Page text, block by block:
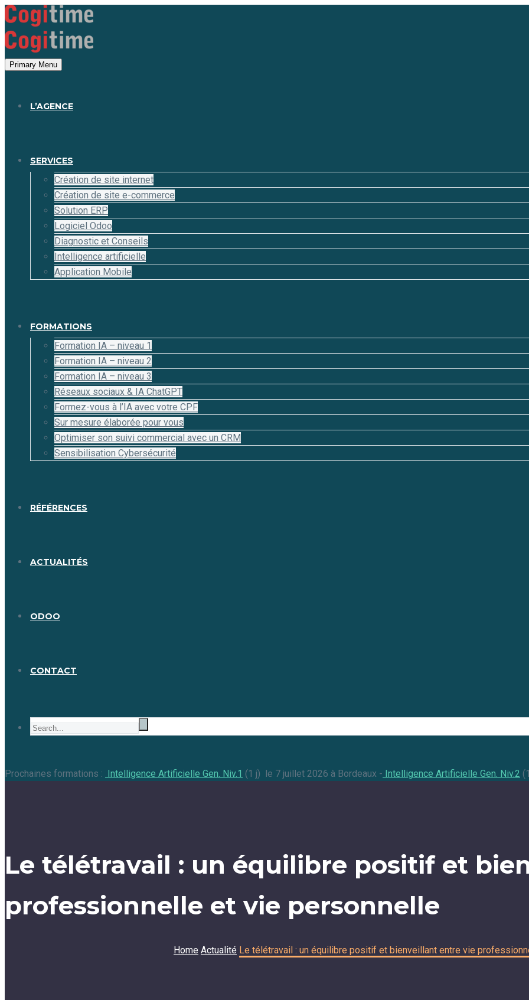
Primary Menu
L’AGENCE
SERVICES
Création de site internet
Création de site e-commerce
Solution ERP
Logiciel Odoo
Diagnostic et Conseils
Intelligence artificielle
Application Mobile
FORMATIONS
Formation IA – niveau 1
Formation IA – niveau 2
Formation IA – niveau 3
Réseaux sociaux & IA ChatGPT
Formez-vous à l’IA avec votre CPF
Sur mesure élaborée pour vous
Optimiser son suivi commercial avec un CRM
Sensibilisation Cybersécurité
RÉFÉRENCES
ACTUALITÉS
ODOO
CONTACT
Prochaines formations : Intelligence Artificielle Gen. Niv.1 (1 j) le 7 juillet 2026 à Bordeaux - Intelligence Artificielle Gen. Niv.2
Le télétravail : un équilibre positif et
professionnelle et vie personnelle
Home Actualité Le télétravail : un équilibre positif et bienveillant entre vie
Panneau de gestion des cookies